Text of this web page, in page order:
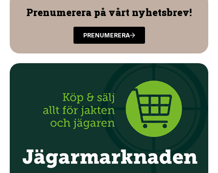
Prenumerera på vårt nyhetsbrev!
PRENUMERERA